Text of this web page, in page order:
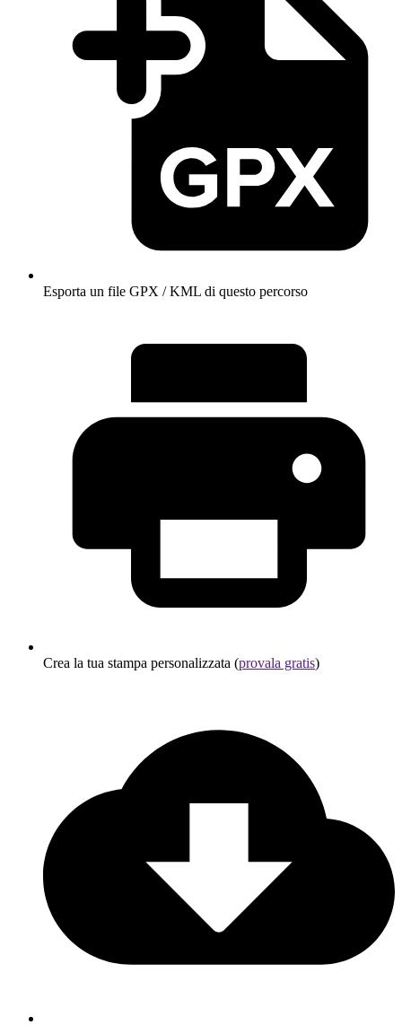
Esporta un file GPX / KML di questo percorso
Crea la tua stampa personalizzata (provala gratis)